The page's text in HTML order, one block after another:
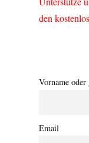
den
Vorname oder
Email